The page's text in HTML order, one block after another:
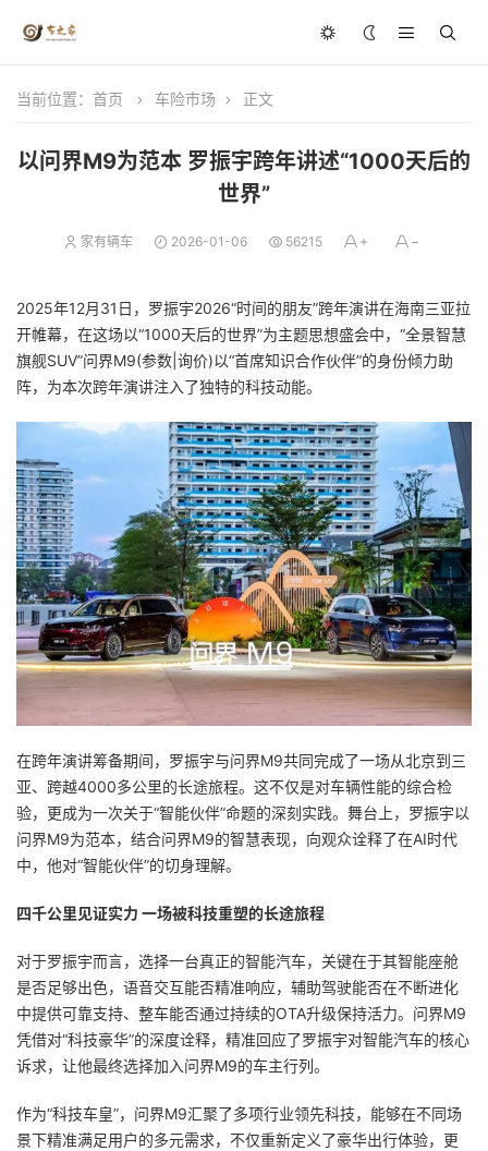
当前位置： 首页 车险市场 正文
以问界M9为范本 罗振宇跨年讲述“1000天后的
世界”
家有辆车 2026-01-06 56215
2025年12月31日，罗振宇2026“时间的朋友”跨年演讲在海南三亚拉
开帷幕，在这场以“1000天后的世界”为主题思想盛会中，“全景智慧
旗舰SUV”问界M9(参数|询价)以“首席知识合作伙伴”的身份倾力助
阵，为本次跨年演讲注入了独特的科技动能。
在跨年演讲筹备期间，罗振宇与问界M9共同完成了一场从北京到三
亚、跨越4000多公里的长途旅程。这不仅是对车辆性能的综合检
验，更成为一次关于“智能伙伴”命题的深刻实践。舞台上，罗振宇以
问界M9为范本，结合问界M9的智慧表现，向观众诠释了在AI时代
中，他对“智能伙伴”的切身理解。
四千公里见证实力 一场被科技重塑的长途旅程
对于罗振宇而言，选择一台真正的智能汽车，关键在于其智能座舱
是否足够出色，语音交互能否精准响应，辅助驾驶能否在不断进化
中提供可靠支持、整车能否通过持续的OTA升级保持活力。问界M9
凭借对“科技豪华”的深度诠释，精准回应了罗振宇对智能汽车的核心
诉求，让他最终选择加入问界M9的车主行列。
作为“科技车皇”，问界M9汇聚了多项行业领先科技，能够在不同场
景下精准满足用户的多元需求，不仅重新定义了豪华出行体验，更